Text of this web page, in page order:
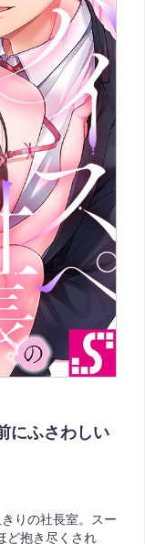
にふさわしい
りの社長室。スー
ど抱き尽くされ